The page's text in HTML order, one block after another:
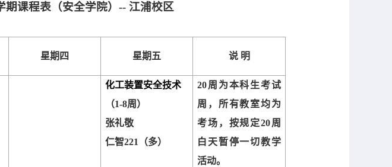
期课程表（安全学院） -- 江浦校区
星期四 星期五 说 明
化工装置安全技术
（1-8周）
张礼敬
仁智221 （多）
20周为本科生考试
周，所有教室均为
考场，按规定20周
白天暂停一切教学
活动。